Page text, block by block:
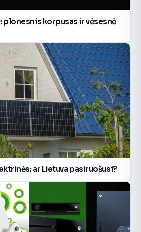
plonesnis korpusas ir vėsesnė
ar Lietuva pasiruošusi?